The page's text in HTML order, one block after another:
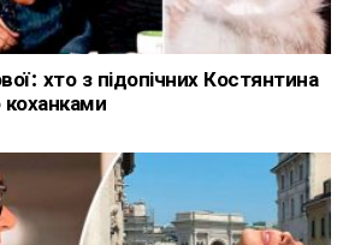
хто з підопічних Костянтина